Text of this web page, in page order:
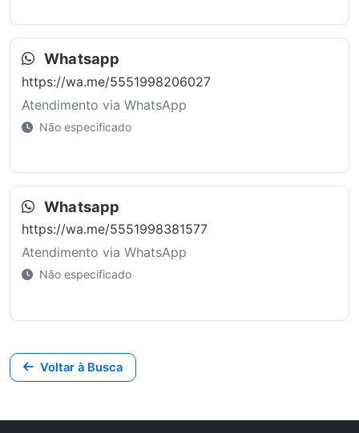
Whatsapp
https://wa.me/5551998206027
Atendimento via WhatsApp
Não especificado
Whatsapp
https://wa.me/5551998381577
Atendimento via WhatsApp
Não especificado
Voltar à Busca